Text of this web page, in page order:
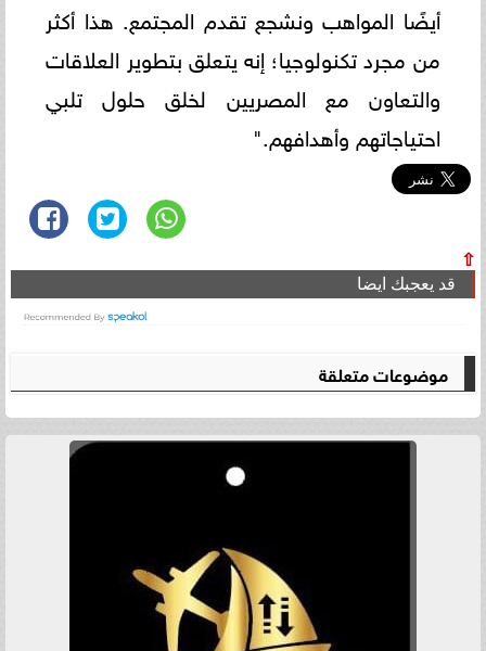
أيضًا المواهب ونشجع تقدم المجتمع. هذا أكثر
من مجرد تكنولوجيا؛ إنه يتعلق بتطوير العلاقات
والتعاون مع المصريين لخلق حلول تلبي
احتياجاتهم وأهدافهم."
⇧
قد يعجبك ايضا
موضوعات متعلقة